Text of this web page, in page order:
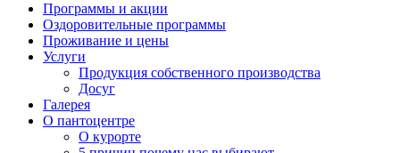
Программы и акции
Оздоровительные программы
Проживание и цены
Услуги
Продукция собственного производства
Досуг
Галерея
О пантоцентре
О курорте